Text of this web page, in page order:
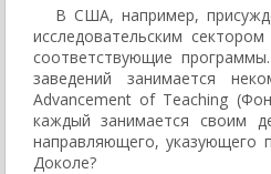
В США, например,
исследовательским
соответствующие
заведений занимается
Advancement of Teaching
каждый занимается своим
направляющего, указующего
Доколе?